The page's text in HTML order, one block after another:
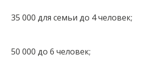
35 000 для семьи до 4 человек;
50 000 до 6 человек;